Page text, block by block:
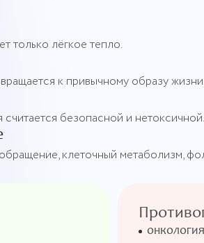
только лёгкое тепло.
к привычному образу жизни.
безопасной и нетоксичной.
клеточный метаболизм,